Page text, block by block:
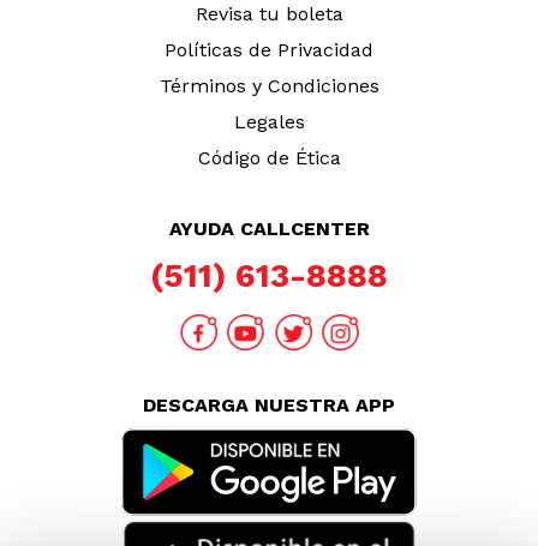
Revisa tu boleta
Políticas de Privacidad
Términos y Condiciones
Legales
Código de Ética
AYUDA CALLCENTER
(511) 613-8888
DESCARGA NUESTRA APP